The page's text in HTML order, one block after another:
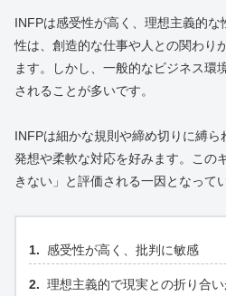
INFPは感受性が高く、理想主義的
性は、創造的な仕事や人との関わり
ます。しかし、一般的なビジネス環
されることが多いです。
INFPは細かな規則や締め切りに縛
発想や柔軟な対応を好みます。この
きない」と評価される一因となって
感受性が高く、批判に敏感
理想主義的で現実との折り合